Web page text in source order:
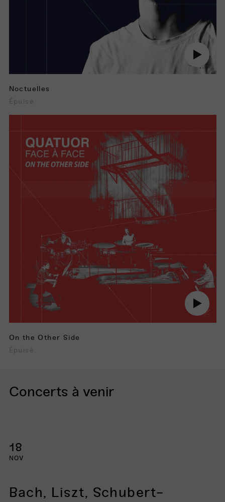
Jouer
audio
Noctuelles
Épuisé
Jouer
audio
Other
On the Other Side
Épuisé
Concerts à venir
18
NOV
Bach, Liszt, Schubert-